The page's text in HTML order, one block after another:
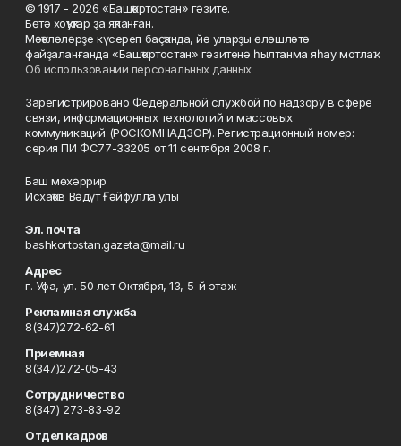
© 1917 - 2026 «Башҡортостан» гәзите.
Бөтә хоҡуҡтар ҙа яҡланған.
Мәҡәләләрҙе күсереп баҫҡанда, йә уларҙы өлөшләтә
файҙаланғанда «Башҡортостан» гәзитенә һылтанма яһау мотлаҡ.
Об использовании персональных данных
Зарегистрировано Федеральной службой по надзору в сфере
связи, информационных технологий и массовых
коммуникаций (РОСКОМНАДЗОР). Регистрационный номер:
серия ПИ ФС77-33205 от 11 сентября 2008 г.
Баш мөхәррир
Исхаҡов Вәдүт Ғәйфулла улы
Эл. почта
bashkortostan.gazeta@mail.ru
Адрес
г. Уфа, ул. 50 лет Октября, 13, 5-й этаж
Рекламная служба
8(347)272-62-61
Приемная
8(347)272-05-43
Сотрудничество
8(347) 273-83-92
Отдел кадров